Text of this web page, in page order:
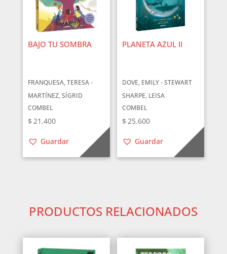
BAJO TU SOMBRA
FRANQUESA, TERESA -
MARTÍNEZ, SÍGRID
COMBEL
$ 21.400
Guardar
PLANETA AZUL II
DOVE, EMILY - STEWART
SHARPE, LEISA
COMBEL
$ 25.600
Guardar
PRODUCTOS RELACIONADOS